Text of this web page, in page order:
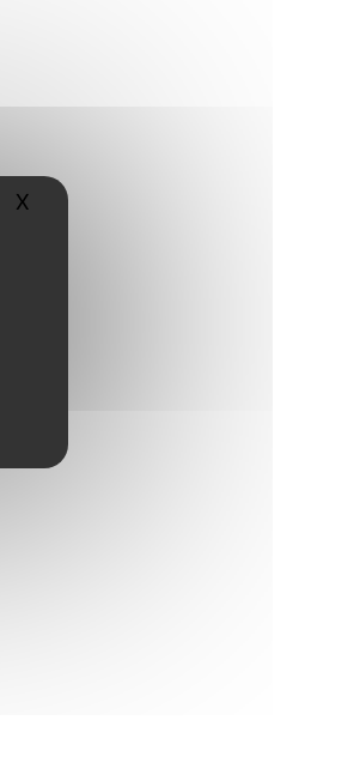
X Masquer le bandeau des cookies